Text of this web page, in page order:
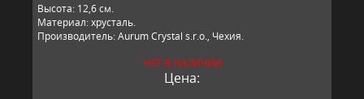
Высота: 12,6 см.
Материал: хрусталь.
Производитель: Aurum Crystal s.r.o., Чехия.
НЕТ В НАЛИЧИИ
Цена: